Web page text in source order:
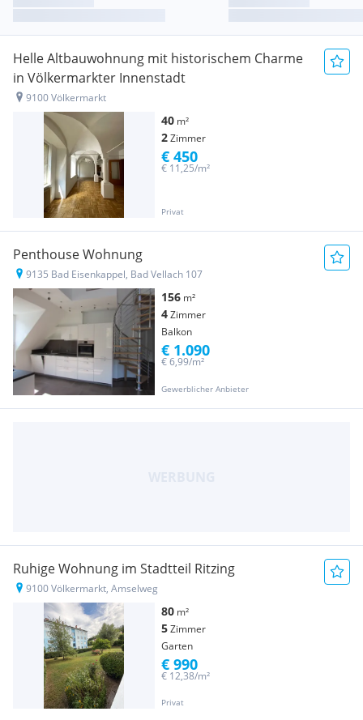
Helle Altbauwohnung mit historischem Charme
in Völkermarkter Innenstadt
9100 Völkermarkt
40 m²
2Zimmer
Privat
€ 11,25/m²
€ 450
Penthouse Wohnung
9135 Bad Eisenkappel, Bad Vellach 107
156 m²
4Zimmer
Balkon
Gewerblicher Anbieter
€ 6,99/m²
€ 1.090
Ruhige Wohnung im Stadtteil Ritzing
9100 Völkermarkt, Amselweg
80 m²
5Zimmer
Garten
Privat
€ 12,38/m²
€ 990